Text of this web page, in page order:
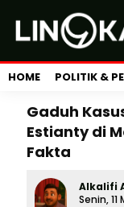
HOME POLITIK &
Gaduh
Estianty di
Fakta
Alkalifi
Senin, 11